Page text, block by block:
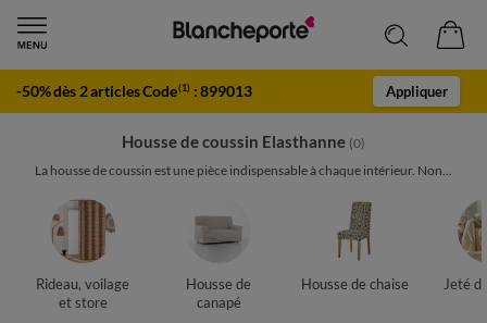
-50% dès 2 articles Code(1) :899013 Appliquer
Housse de coussin Elasthanne (0)
La housse de coussin est une pièce indispensable à chaque intérieur. Non...
Rideau, voilage
et store
Housse de
canapé
Housse de chaise Jeté